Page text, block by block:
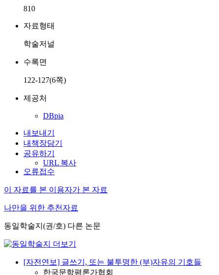
810
자료형태
학술저널
수록면
122-127(6쪽)
제공처
DBpia
내보내기
내책장담기
공유하기
URL 복사
오류접수
이 자료를 본 이용자가 본 자료
나만을 위한 추천자료
동일학술지(권/호) 다른 논문
[자전연보] 글쓰기, 또는 불투명한 (부)자유의 기호들
한국문학평론가협회